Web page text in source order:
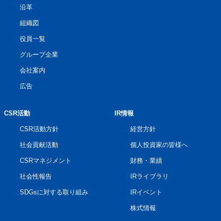
沿革
組織図
役員一覧
グループ企業
会社案内
広告
CSR活動
CSR活動方針
社会貢献活動
CSRマネジメント
社会性報告
SDGsに対する取り組み
IR情報
経営方針
個人投資家の皆様へ
財務・業績
IRライブラリ
IRイベント
株式情報